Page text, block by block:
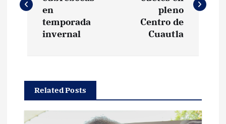
v
a
c
en
temporada
invernal
pleno
Centro de
Cuautla
Related Posts